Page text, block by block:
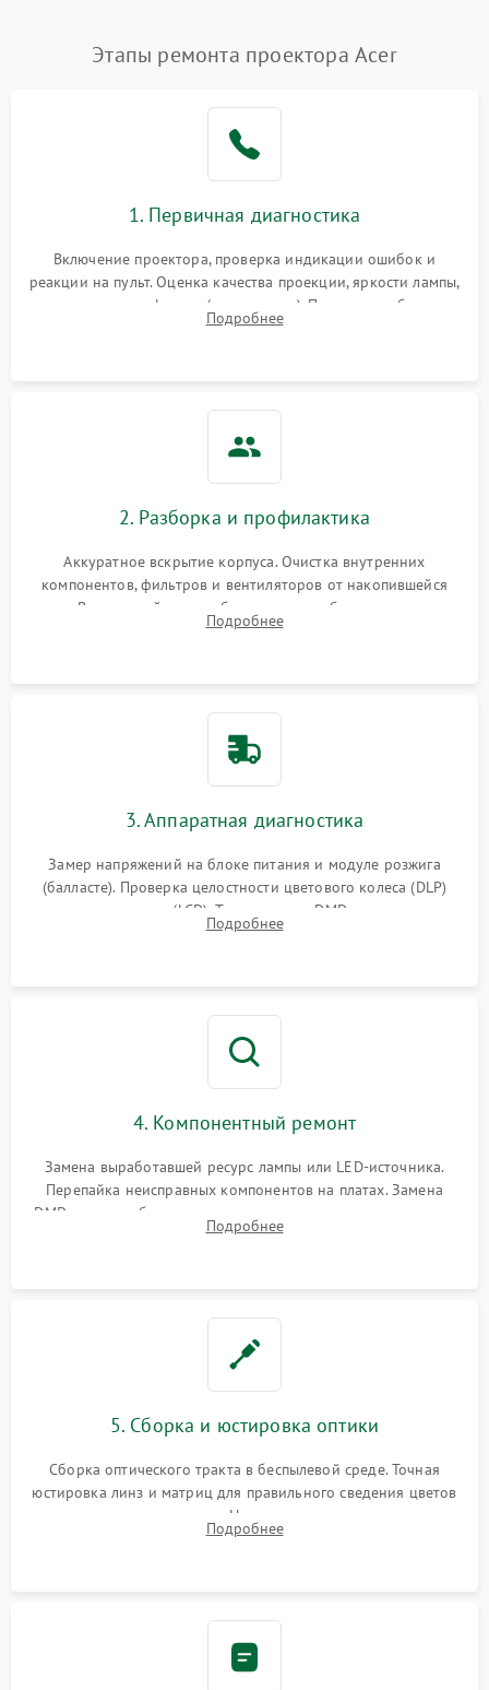
Нестабильная яркость или
контраст
4000 ₽ Подробнее →
Неравномерная подсветка
автоматическая коррекция
трапеции (Keystone)
Проблемы с
масштабированием
Подробнее →
Этапы ремонта проектора Acer
1. Первичная диагностика
Включение проектора, проверка индикации ошибок и
реакции на пульт. Оценка качества проекции, яркости лампы,
наличия артефактов (точки, пятна). Проверка работы
системы охлаждения по уровню шума вентиляторов.
Подробнее
2. Разборка и профилактика
Аккуратное вскрытие корпуса. Очистка внутренних
компонентов, фильтров и вентиляторов от накопившейся
пыли. Визуальный осмотр блока питания, балласта лампы и
материнской платы на наличие прогаров или вздутых
Подробнее
3. Аппаратная диагностика
Замер напряжений на блоке питания и модуле розжига
(балласте). Проверка целостности цветового колеса (DLP)
или поляризаторов (LCD). Тестирование DMD-чипа, датчиков
температуры и оптопар с помощью мультиметра и
Подробнее
4. Компонентный ремонт
Замена выработавшей ресурс лампы или LED-источника.
Перепайка неисправных компонентов на платах. Замена
DMD-чипа при битых пикселях, установка нового цветового
колеса или восстановление сгоревших поляризационных
Подробнее
5. Сборка и юстировка оптики
Сборка оптического тракта в беспылевой среде. Точная
юстировка линз и матриц для правильного сведения цветов
и устранения размытия. Надежное подключение всех
шлейфов, установка датчиков и закрытие корпуса
Подробнее